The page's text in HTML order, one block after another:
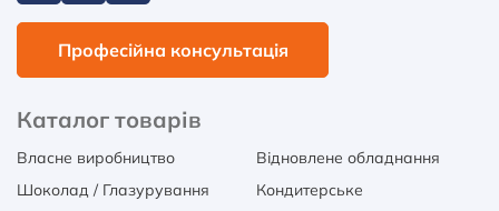
Професійна консультація
Каталог товарів
Власне виробництво
Відновлене обладнання
Шоколад / Глазурування
Кондитерське